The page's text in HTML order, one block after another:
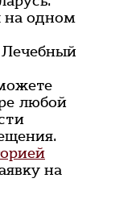
на одном
Лечебный
любой
на